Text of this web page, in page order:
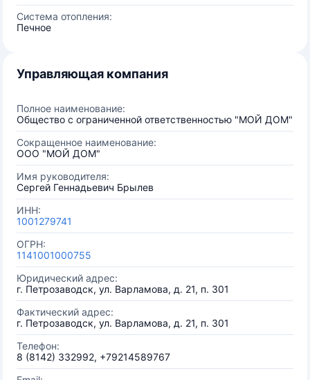
Система отопления:
Печное
Управляющая компания
Полное наименование:
Общество с ограниченной ответственностью "МОЙ ДОМ"
Сокращенное наименование:
ООО "МОЙ ДОМ"
Имя руководителя:
Сергей Геннадьевич Брылев
ИНН:
1001279741
ОГРН:
1141001000755
Юридический адрес:
г. Петрозаводск, ул. Варламова, д. 21, п. 301
Фактический адрес:
г. Петрозаводск, ул. Варламова, д. 21, п. 301
Телефон:
8 (8142) 332992, +79214589767